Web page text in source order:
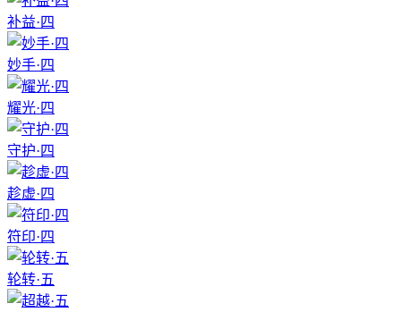
补益·四
妙手·四
耀光·四
守护·四
趁虚·四
符印·四
轮转·五